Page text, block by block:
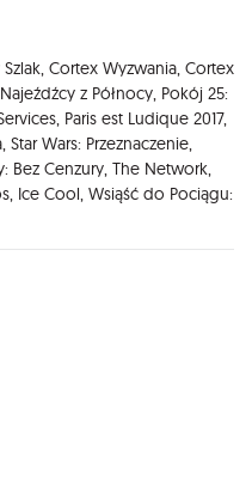
Cortex Wyzwania, Cortex
z Północy, Pokój 25:
Paris est Ludique 2017,
Wars: Przeznaczenie,
Bez Cenzury, The Network,
Ice Cool, Wsiąść do Pociągu: